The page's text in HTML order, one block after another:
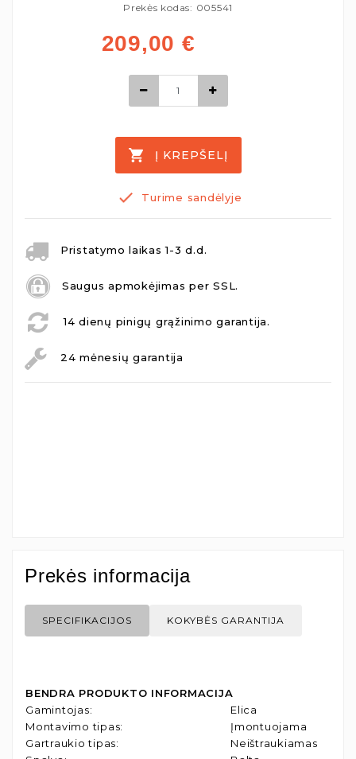
Prekės kodas: 005541
209,00 €
Į KREPŠELĮ
Turime sandėlyje
Pristatymo laikas 1-3 d.d.
Saugus apmokėjimas per SSL.
14 dienų pinigų grąžinimo garantija.
24 mėnesių garantija
Prekės informacija
SPECIFIKACIJOS KOKYBĖS GARANTIJA
BENDRA PRODUKTO INFORMACIJA
Gamintojas:
Elica
Montavimo tipas:
Įmontuojama
Gartraukio tipas:
Neištraukiamas